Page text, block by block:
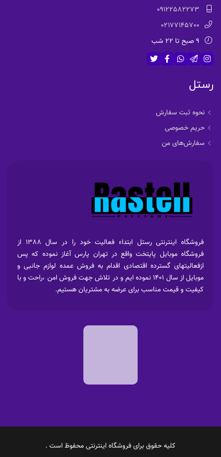
09122582273
02177145700
9 صبح تا 22 شب
رستل
نحوه ثبت سفارش
حریم خصوصی
سفارش‌های من
فروشگاه اینترنتی رستل ابتداء فعالیت خود را در سال 1388 از
فروشگاه موبایل پایتخت واقع در تهران پارس آغاز نموده که پس
ازفعالیتهای گسترده اقتصادی اقدام به فروش عمده لوازم جانبی و
موبایل از سال 1401 نموده ایم و در تلاش جهت فروش امن ،راحت و با
کیفیت و قیمت مناسب برای عرضه به مشتریان هستیم.
کلیه حقوق برای فروشگاه اینترنتی محفوظ است .